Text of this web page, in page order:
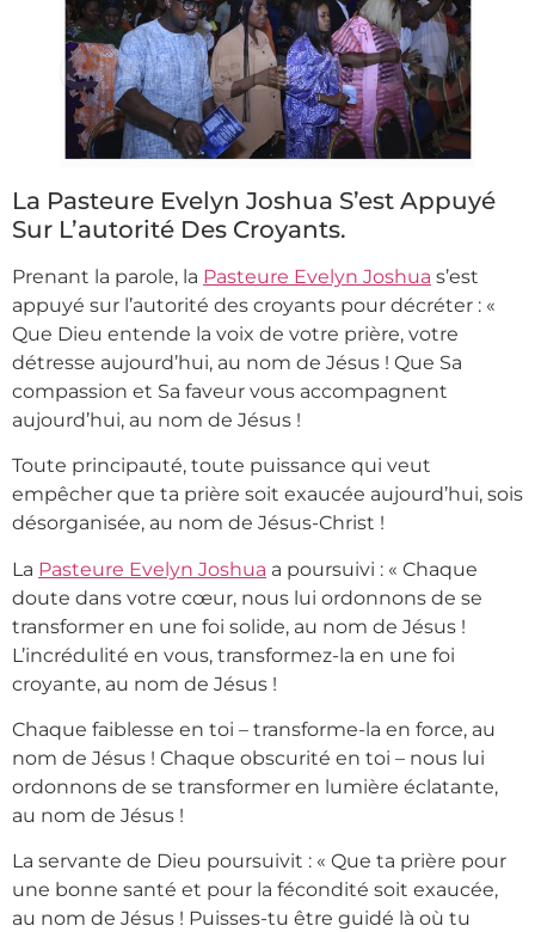
La Pasteure Evelyn Joshua S’est Appuyé
Sur L’autorité Des Croyants.
Prenant la parole, la Pasteure Evelyn Joshua s’est
appuyé sur l’autorité des croyants pour décréter : «
Que Dieu entende la voix de votre prière, votre
détresse aujourd’hui, au nom de Jésus ! Que Sa
compassion et Sa faveur vous accompagnent
aujourd’hui, au nom de Jésus !
Toute principauté, toute puissance qui veut
empêcher que ta prière soit exaucée aujourd’hui, sois
désorganisée, au nom de Jésus-Christ !
La Pasteure Evelyn Joshua a poursuivi : « Chaque
doute dans votre cœur, nous lui ordonnons de se
transformer en une foi solide, au nom de Jésus !
L’incrédulité en vous, transformez-la en une foi
croyante, au nom de Jésus !
Chaque faiblesse en toi – transforme-la en force, au
nom de Jésus ! Chaque obscurité en toi – nous lui
ordonnons de se transformer en lumière éclatante,
au nom de Jésus !
La servante de Dieu poursuivit : « Que ta prière pour
une bonne santé et pour la fécondité soit exaucée,
au nom de Jésus ! Puisses-tu être guidé là où tu